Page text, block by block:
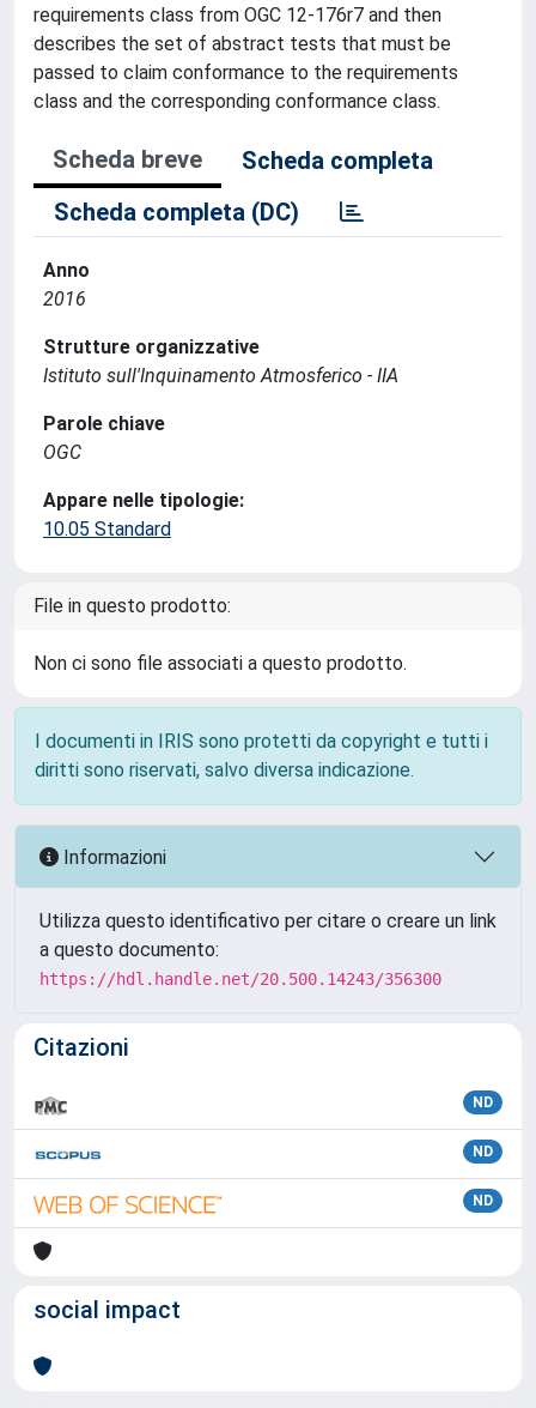
requirements class from OGC 12-176r7 and then
describes the set of abstract tests that must be
passed to claim conformance to the requirements
class and the corresponding conformance class.
Scheda breve
Scheda completa
Scheda completa (DC)
Anno
2016
Strutture organizzative
Istituto sull'Inquinamento Atmosferico - IIA
Parole chiave
OGC
Appare nelle tipologie:
10.05 Standard
File in questo prodotto:
Non ci sono file associati a questo prodotto.
I documenti in IRIS sono protetti da copyright e tutti i
diritti sono riservati, salvo diversa indicazione.
Informazioni
Utilizza questo identificativo per citare o creare un link
a questo documento:
https://hdl.handle.net/20.500.14243/356300
Citazioni
ND
ND
ND
social impact